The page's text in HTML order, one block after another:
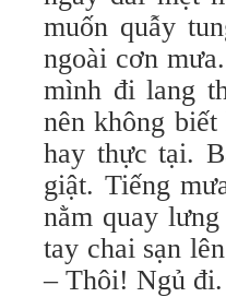
muốn quẫy
ngoài cơn
mình đi lang
nên không
hay thực tại.
giật. Tiếng
nằm quay
tay chai sạn
– Thôi! Ngủ đi.